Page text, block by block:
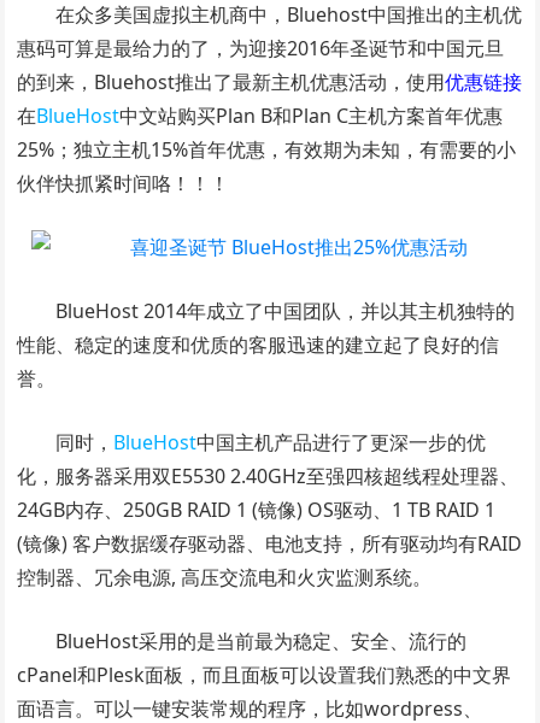
在众多美国虚拟主机商中，Bluehost中国推出的主机优
惠码可算是最给力的了，为迎接2016年圣诞节和中国元旦
的到来，Bluehost推出了最新主机优惠活动，使用优惠链接
在BlueHost中文站购买Plan B和Plan C主机方案首年优惠
25%；独立主机15%首年优惠，有效期为未知，有需要的小
伙伴快抓紧时间咯！！！
BlueHost 2014年成立了中国团队，并以其主机独特的
性能、稳定的速度和优质的客服迅速的建立起了良好的信
誉。
同时， BlueHost中国主机产品进行了更深一步的优
化，服务器采用双E5530 2.40GHz至强四核超线程处理器、
24GB内存、250GB RAID 1 (镜像) OS驱动、1 TB RAID 1
(镜像) 客户数据缓存驱动器、电池支持，所有驱动均有RAID
控制器、冗余电源, 高压交流电和火灾监测系统。
BlueHost采用的是当前最为稳定、安全、流行的
cPanel和Plesk面板，而且面板可以设置我们熟悉的中文界
面语言。可以一键安装常规的程序，比如wordpress、